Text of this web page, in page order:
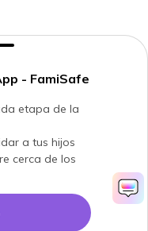
- FamiSafe
etapa de la
a tus hijos
cerca de los